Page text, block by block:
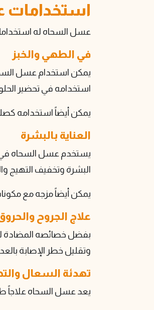
عسل السحاه له
في الطهي والخبز
يمكن استخدام عسل
استخدامه في تحضير
يمكن أيضاً استخدامه
العناية بالبشرة
يستخدم عسل السحاه في
البشرة وتخفيف التهيج
يمكن أيضاً مزجه مع
علاج الجروح
بفضل خصائصه المضادة
وتقليل خطر الإصابة
تهدئة السعال
يعد عسل السحاه علاجاً